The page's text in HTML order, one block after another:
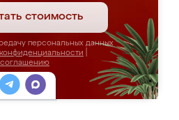
стоимость
персональных данных
соглашению